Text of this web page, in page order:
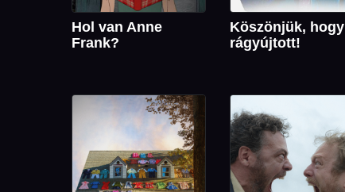
Hol van Anne
Frank?
Köszönjük, hogy
rágyújtott!